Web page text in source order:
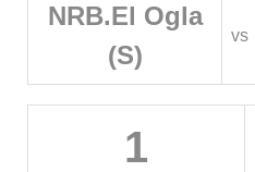
NRB.El Ogla
(S)
vs
1